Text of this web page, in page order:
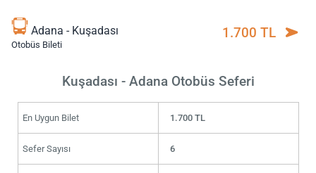
Adana - Kuşadası
Otobüs Bileti
1.700 TL
Kuşadası - Adana Otobüs Seferi
En Uygun Bilet 1.700 TL
Sefer Sayısı 6